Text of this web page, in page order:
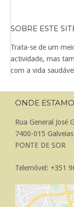
SOBRE ESTE
Trata-se de um
actividade, mas
com a vida
ONDE
Rua General José
7400-015 Galveias
PONTE DE SOR
Telemóvel: +351